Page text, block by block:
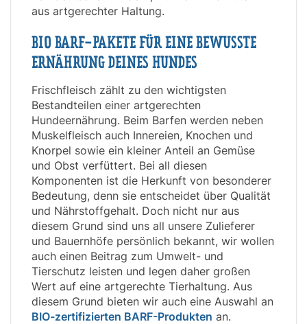
aus artgerechter Haltung.
BIO BARF-PAKETE FÜR EINE BEWUSSTE
ERNÄHRUNG DEINES HUNDES
Frischfleisch zählt zu den wichtigsten
Bestandteilen einer artgerechten
Hundeernährung. Beim Barfen werden neben
Muskelfleisch auch Innereien, Knochen und
Knorpel sowie ein kleiner Anteil an Gemüse
und Obst verfüttert. Bei all diesen
Komponenten ist die Herkunft von besonderer
Bedeutung, denn sie entscheidet über Qualität
und Nährstoffgehalt. Doch nicht nur aus
diesem Grund sind uns all unsere Zulieferer
und Bauernhöfe persönlich bekannt, wir wollen
auch einen Beitrag zum Umwelt- und
Tierschutz leisten und legen daher großen
Wert auf eine artgerechte Tierhaltung. Aus
diesem Grund bieten wir auch eine Auswahl an
BIO-zertifizierten BARF-Produkten an.